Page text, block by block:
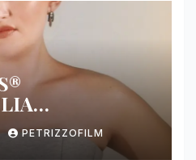
RETURNS
PETRIZZOFILM